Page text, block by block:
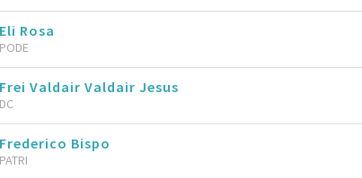
Eli Rosa
PODE
Frei Valdair Valdair Jesus
DC
Frederico Bispo
PATRI